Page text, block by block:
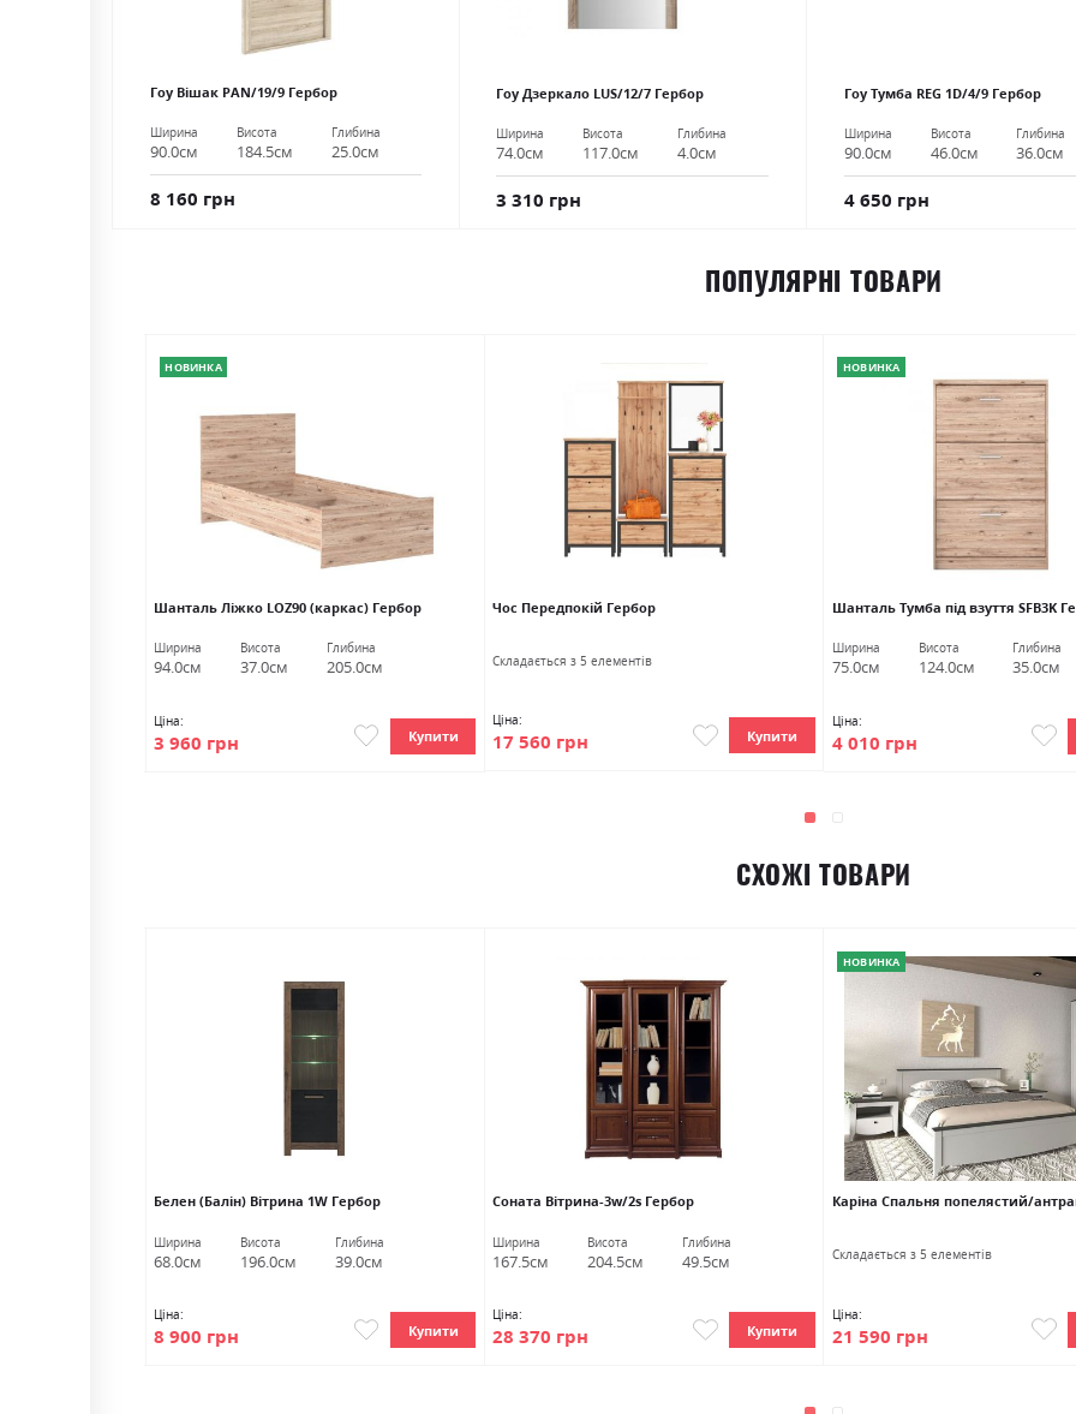
Гоу Вішак PAN/19/9 Гербор
Ширина
90.0см
Висота
184.5см
Глибина
25.0см
8 160 грн
Гоу Дзеркало LUS/12/7 Гербор
Ширина
74.0см
Висота
117.0см
Глибина
4.0см
3 310 грн
Гоу Тумба REG 1D/4/9 Гербор
Ширина
90.0см
Висота
46.0см
Глибина
36.0см
4 650 грн
ПОПУЛЯРНІ ТОВАРИ
НОВИНКА
Шанталь Ліжко LOZ90 (каркас) Гербор
Ширина
94.0см
Висота
37.0см
Глибина
205.0см
Ціна:
3 960 грн Купити
Чос Передпокій Гербор
Cкладається з 5 елементів
Ціна:
17 560 грн Купити
НОВИНКА
Шанталь Тумба під взуття SFB3K
Ширина
75.0см
Висота
124.0см
Глибина
35.0см
Ціна:
4 010 грн
СХОЖІ ТОВАРИ
Белен (Балін) Вітрина 1W Гербор
Ширина
68.0см
Висота
196.0см
Глибина
39.0см
Ціна:
8 900 грн Купити
Соната Вітрина-3w/2s Гербор
Ширина
167.5см
Висота
204.5см
Глибина
49.5см
Ціна:
28 370 грн Купити
НОВИНКА
Каріна Спальня попелястий/
Cкладається з 5 елементів
Ціна:
21 590 грн